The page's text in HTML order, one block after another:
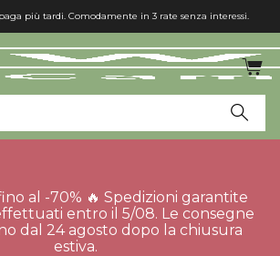
più tardi. Comodamente in 3 rate senza interessi.
al -70% 🔥 Spedizioni garantite
entro il 5/08. Le consegne
dal 24 agosto dopo la chiusura
estiva.